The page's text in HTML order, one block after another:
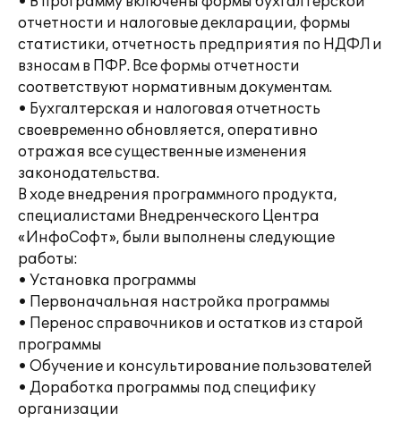
отчетности и налоговые декларации, формы
статистики, отчетность предприятия по НДФЛ и
взносам в ПФР. Все формы отчетности
соответствуют нормативным документам.
• Бухгалтерская и налоговая отчетность
своевременно обновляется, оперативно
отражая все существенные изменения
законодательства.
В ходе внедрения программного продукта,
специалистами Внедренческого Центра
«ИнфоСофт», были выполнены следующие
работы:
• Установка программы
• Первоначальная настройка программы
• Перенос справочников и остатков из старой
программы
• Обучение и консультирование пользователей
• Доработка программы под специфику
организации